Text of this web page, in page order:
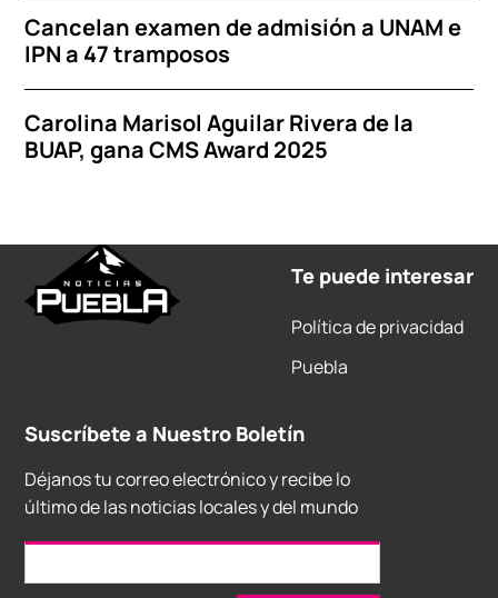
Cancelan examen de admisión a UNAM e
IPN a 47 tramposos
Carolina Marisol Aguilar Rivera de la
BUAP, gana CMS Award 2025
Te puede interesar
Política de privacidad
Puebla
Suscríbete a Nuestro Boletín
Déjanos tu correo electrónico y recibe lo
último de las noticias locales y del mundo